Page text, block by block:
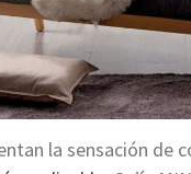
la sensación de